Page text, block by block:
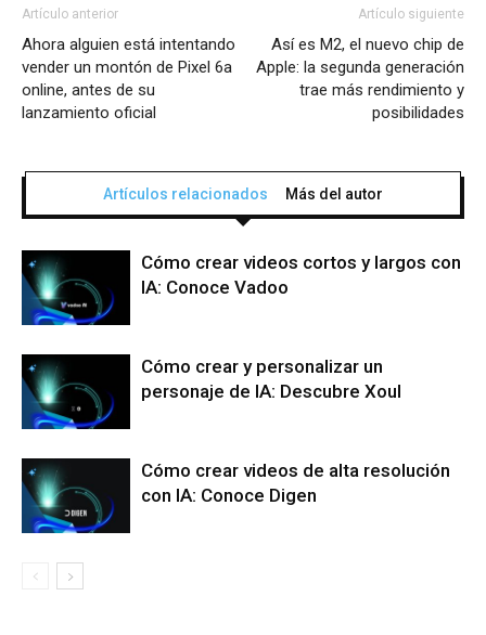
Artículo anterior
Ahora alguien está intentando
vender un montón de Pixel 6a
online, antes de su
lanzamiento oficial
Artículo siguiente
Así es M2, el nuevo chip de
Apple: la segunda generación
trae más rendimiento y
posibilidades
Artículos relacionados Más del autor
Cómo crear videos cortos y largos con
IA: Conoce Vadoo
Cómo crear y personalizar un
personaje de IA: Descubre Xoul
Cómo crear videos de alta resolución
con IA: Conoce Digen